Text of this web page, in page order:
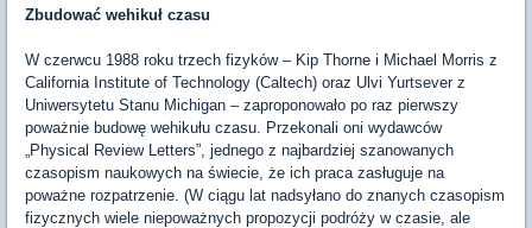
Zbudować wehikuł czasu
W czerwcu 1988 roku trzech fizyków – Kip Thorne i Michael Morris z
California Institute of Technology (Caltech) oraz Ulvi Yurtsever z
Uniwersytetu Stanu Michigan – zaproponowało po raz pierwszy
poważnie budowę wehikułu czasu. Przekonali oni wydawców
„Physical Review Letters”, jednego z najbardziej szanowanych
czasopism naukowych na świecie, że ich praca zasługuje na
poważne rozpatrzenie. (W ciągu lat nadsyłano do znanych czasopism
fizycznych wiele niepoważnych propozycji podróży w czasie, ale